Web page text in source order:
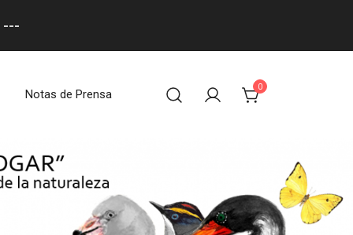
Notas de Prensa
0